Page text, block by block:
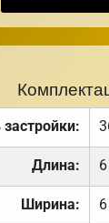
Длина:
Ширина: